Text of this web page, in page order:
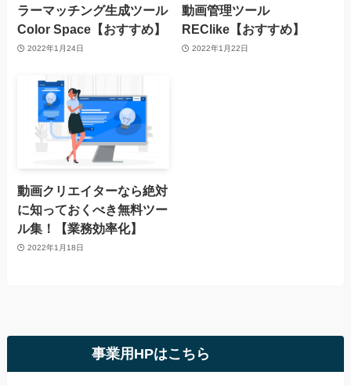
ラーマッチング生成ツール
Color Space【おすすめ】
2022年1月24日
動画管理ツール
REClike【おすすめ】
2022年1月22日
動画クリエイターなら絶対
に知っておくべき無料ツー
ル集！【業務効率化】
2022年1月18日
事業用HPはこちら